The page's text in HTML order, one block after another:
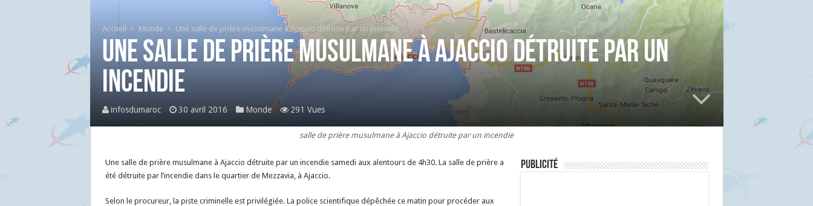
Accueil > Monde > Une salle de prière musulmane à Ajaccio détruite par un incendie
Une salle de prière musulmane à Ajaccio détruite par un
incendie
infosdumaroc 30 avril 2016 Monde 291 Vues
salle de prière musulmane à Ajaccio détruite par un incendie
Une salle de prière musulmane à Ajaccio détruite par un incendie samedi aux alentours de 4h30. La salle de prière a
été détruite par l’incendie dans le quartier de Mezzavia, à Ajaccio.
Selon le procureur, la piste criminelle est privilégiée. La police scientifique dépêchée ce matin pour procéder aux
Publicité